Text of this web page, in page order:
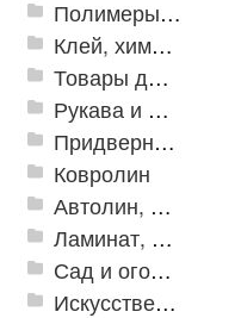
Полимеры и пластики
Клей, химия, сопутствующие товары
Товары для дома
Рукава и шланги промышленные
Придверные решетки
Ковролин
Автолин, Транслин, Линолеум
Ламинат, Кварцвиниловая плитка SPC
Сад и огород
Искусственная трава